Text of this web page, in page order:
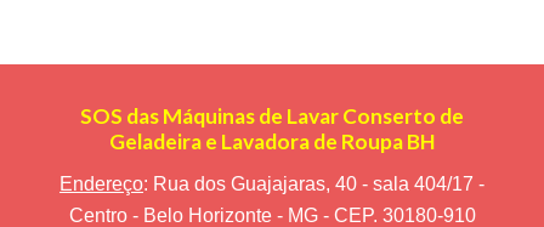
SOS das Máquinas de Lavar Conserto de
Geladeira e Lavadora de Roupa BH
Endereço: Rua dos Guajajaras, 40 - sala 404/17 -
Centro - Belo Horizonte - MG - CEP. 30180-910